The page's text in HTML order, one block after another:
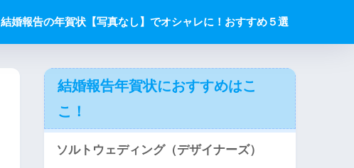
結婚報告の年賀状【写真なし】でオシャレに！おすすめ５選
結婚報告年賀状におすすめはこ
こ！
ソルトウェディング（デザイナーズ）